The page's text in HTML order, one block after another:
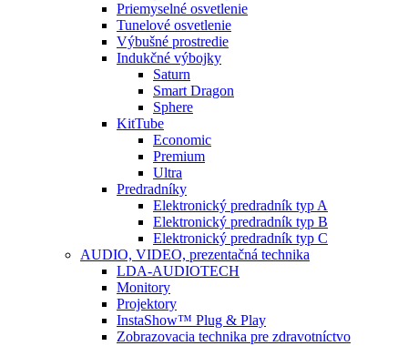
Priemyselné osvetlenie
Tunelové osvetlenie
Výbušné prostredie
Indukčné výbojky
Saturn
Smart Dragon
Sphere
KitTube
Economic
Premium
Ultra
Predradníky
Elektronický predradník typ A
Elektronický predradník typ B
Elektronický predradník typ C
AUDIO, VIDEO, prezentačná technika
LDA-AUDIOTECH
Monitory
Projektory
InstaShow™ Plug & Play
Zobrazovacia technika pre zdravotníctvo